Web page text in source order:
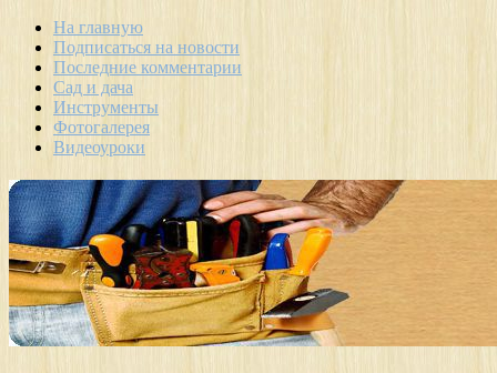
На главную
Подписаться на новости
Последние комментарии
Сад и дача
Инструменты
Фотогалерея
Видеоуроки